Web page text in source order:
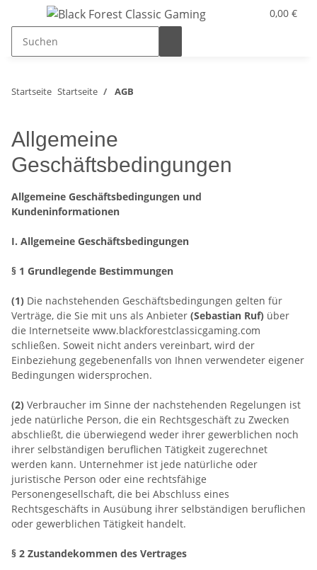
0,00 €
Startseite Startseite AGB
Allgemeine
Geschäftsbedingungen
Allgemeine Geschäftsbedingungen und
Kundeninformationen
I. Allgemeine Geschäftsbedingungen
§ 1 Grundlegende Bestimmungen
(1) Die nachstehenden Geschäftsbedingungen gelten für
Verträge, die Sie mit uns als Anbieter (Sebastian Ruf) über
die Internetseite www.blackforestclassicgaming.com
schließen. Soweit nicht anders vereinbart, wird der
Einbeziehung gegebenenfalls von Ihnen verwendeter eigener
Bedingungen widersprochen.
(2) Verbraucher im Sinne der nachstehenden Regelungen ist
jede natürliche Person, die ein Rechtsgeschäft zu Zwecken
abschließt, die überwiegend weder ihrer gewerblichen noch
ihrer selbständigen beruflichen Tätigkeit zugerechnet
werden kann. Unternehmer ist jede natürliche oder
juristische Person oder eine rechtsfähige
Personengesellschaft, die bei Abschluss eines
Rechtsgeschäfts in Ausübung ihrer selbständigen beruflichen
oder gewerblichen Tätigkeit handelt.
§ 2 Zustandekommen des Vertrages